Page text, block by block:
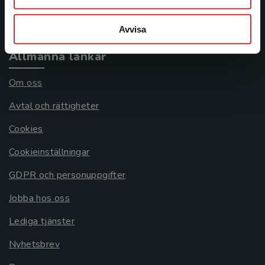
Avvisa
Allmänna länkar
Om oss
Avtal och rättigheter
Cookies
Cookieinställningar
GDPR och personuppgifter
Jobba hos oss
Lediga tjänster
Nyhetsbrev